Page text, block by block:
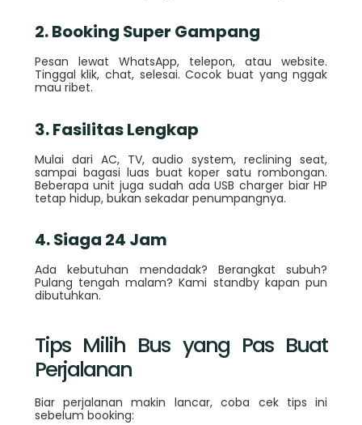
2. Booking Super Gampang
Pesan lewat WhatsApp, telepon, atau website.
Tinggal klik, chat, selesai. Cocok buat yang nggak
mau ribet.
3. Fasilitas Lengkap
Mulai dari AC, TV, audio system, reclining seat,
sampai bagasi luas buat koper satu rombongan.
Beberapa unit juga sudah ada USB charger biar HP
tetap hidup, bukan sekadar penumpangnya.
4. Siaga 24 Jam
Ada kebutuhan mendadak? Berangkat subuh?
Pulang tengah malam? Kami standby kapan pun
dibutuhkan.
Tips Milih Bus yang Pas Buat
Perjalanan
Biar perjalanan makin lancar, coba cek tips ini
sebelum booking: